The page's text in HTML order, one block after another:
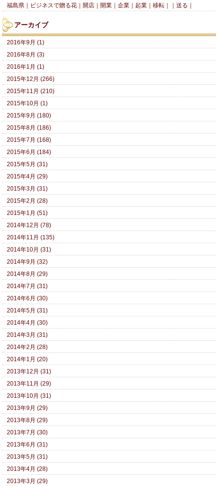
福島県｜ビジネスで贈る花｜開店｜開業｜企業｜起業｜移転｜｜送る｜
アーカイブ
2016年9月 (1)
2016年8月 (3)
2016年1月 (1)
2015年12月 (266)
2015年11月 (210)
2015年10月 (1)
2015年9月 (180)
2015年8月 (186)
2015年7月 (168)
2015年6月 (184)
2015年5月 (31)
2015年4月 (29)
2015年3月 (31)
2015年2月 (28)
2015年1月 (51)
2014年12月 (78)
2014年11月 (135)
2014年10月 (31)
2014年9月 (32)
2014年8月 (29)
2014年7月 (31)
2014年6月 (30)
2014年5月 (31)
2014年4月 (30)
2014年3月 (31)
2014年2月 (28)
2014年1月 (20)
2013年12月 (31)
2013年11月 (29)
2013年10月 (31)
2013年9月 (29)
2013年8月 (29)
2013年7月 (30)
2013年6月 (31)
2013年5月 (31)
2013年4月 (28)
2013年3月 (29)